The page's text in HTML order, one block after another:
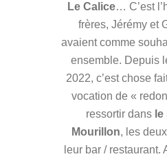
Le Calice… C’est
frères, Jérémy et
avaient comme
ensemble. Depuis
2022, c’est chose
vocation de «
ressortir dans
Mourillon, les
leur bar / restaurant.